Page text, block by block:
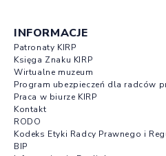
INFORMACJE
Patronaty KIRP
Księga Znaku KIRP
Wirtualne muzeum
Program ubezpieczeń dla radców
Praca w biurze KIRP
Kontakt
RODO
Kodeks Etyki Radcy Prawnego i
BIP